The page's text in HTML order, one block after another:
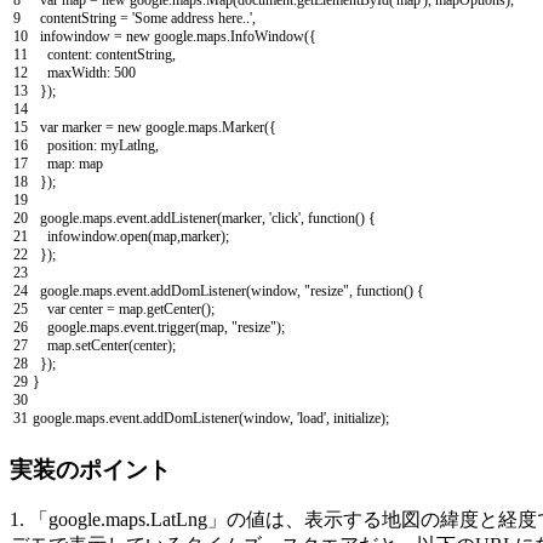
9
10
11
12
13
14
15
16
17
18
19
20
21
22
23
24
25
26
27
28
29
30
31
contentString = 'Some address here..',
infowindow = new google.maps.InfoWindow({
content: contentString,
maxWidth: 500
});
var marker = new google.maps.Marker({
position: myLatlng,
map: map
});
google.maps.event.addListener(marker, 'click', function() {
infowindow.open(map,marker);
});
google.maps.event.addDomListener(window, "resize", function() {
var center = map.getCenter();
google.maps.event.trigger(map, "resize");
map.setCenter(center);
});
}
google.maps.event.addDomListener(window, 'load', initialize);
実装のポイント
1. 「google.maps.LatLng」の値は、表示する地図の緯度と経